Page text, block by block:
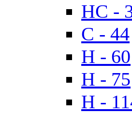
HC -
C - 44
H - 60
H - 75
H -